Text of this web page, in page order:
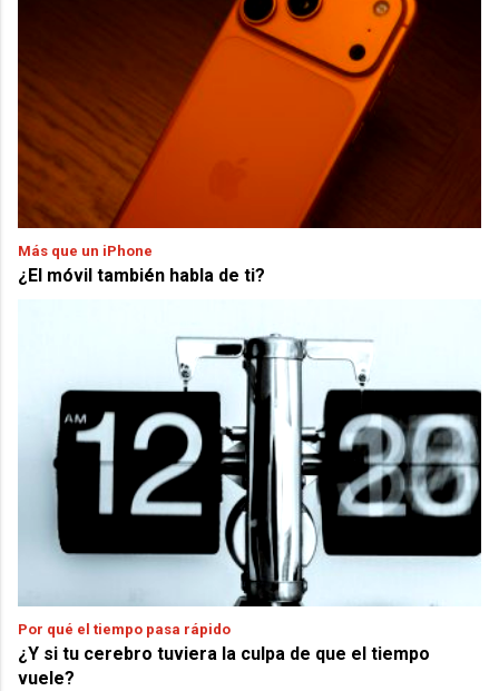
Más que un iPhone
¿El móvil también habla de ti?
Por qué el tiempo pasa rápido
¿Y si tu cerebro tuviera la culpa de que el tiempo
vuele?